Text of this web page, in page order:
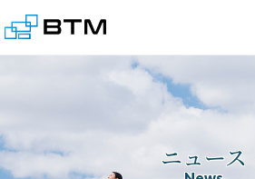
ニュース